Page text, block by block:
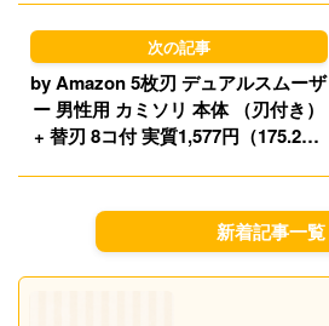
by Amazon 5枚刃 デュアルスムーザ
ー 男性用 カミソリ 本体 （刃付き）
+ 替刃 8コ付 実質1,577円（175.2円/
料無料！
新着記事一覧